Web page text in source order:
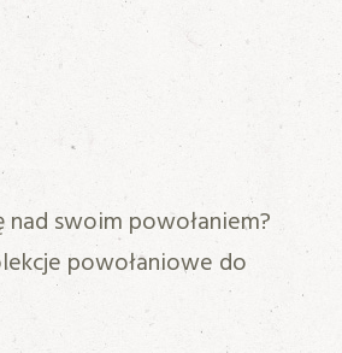
nad swoim powołaniem?
powołaniowe do